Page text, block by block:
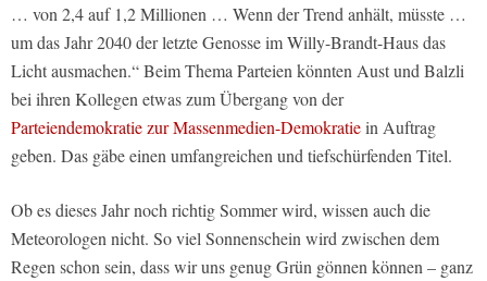
… von 2,4 auf 1,2 Millionen … Wenn der Trend anhält, müsste …
um das Jahr 2040 der letzte Genosse im Willy-Brandt-Haus das
Licht ausmachen.“ Beim Thema Parteien könnten Aust und Balzli
bei ihren Kollegen etwas zum Übergang von der
Parteiendemokratie zur Massenmedien-Demokratiein Auftrag
geben. Das gäbe einen umfangreichen und tiefschürfenden Titel.
Ob es dieses Jahr noch richtig Sommer wird, wissen auch die
Meteorologen nicht. So viel Sonnenschein wird zwischen dem
Regen schon sein, dass wir uns genug Grün gönnen können – ganz